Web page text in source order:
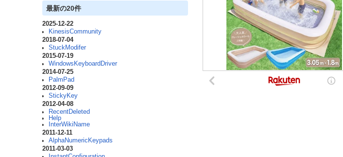
最新の20件
2025-12-22
KinesisCommunity
2018-07-04
StuckModifer
2015-07-19
WindowsKeyboardDriver
2014-07-25
PalmPad
2012-09-09
StickyKey
2012-04-08
RecentDeleted
Help
InterWikiName
2011-12-11
AlphaNumericKeypads
2011-03-03